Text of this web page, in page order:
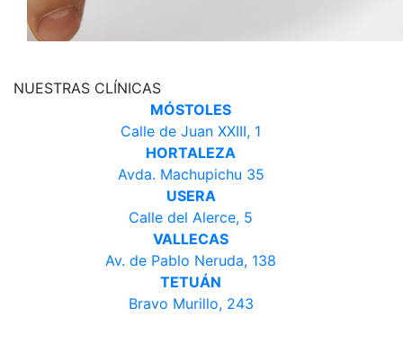
NUESTRAS CLÍNICAS
MÓSTOLES
Calle de Juan XXIII, 1
HORTALEZA
Avda. Machupichu 35
USERA
Calle del Alerce, 5
VALLECAS
Av. de Pablo Neruda, 138
TETUÁN
Bravo Murillo, 243